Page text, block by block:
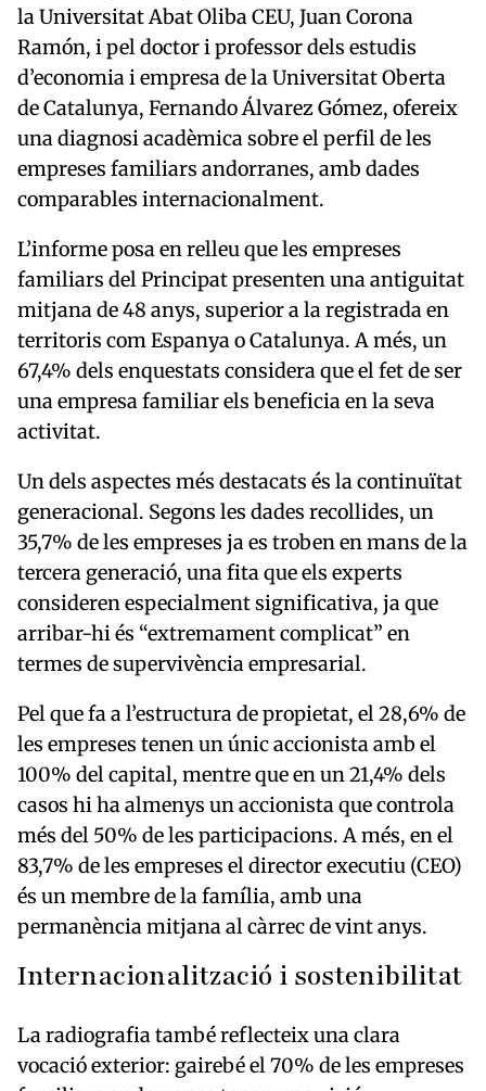
la Universitat Abat Oliba CEU, Juan Corona
Ramón, i pel doctor i professor dels estudis
d’economia i empresa de la Universitat Oberta
de Catalunya, Fernando Álvarez Gómez, ofereix
una diagnosi acadèmica sobre el perfil de les
empreses familiars andorranes, amb dades
comparables internacionalment.
L’informe posa en relleu que les empreses
familiars del Principat presenten una antiguitat
mitjana de 48 anys, superior a la registrada en
territoris com Espanya o Catalunya. A més, un
67,4% dels enquestats considera que el fet de ser
una empresa familiar els beneficia en la seva
activitat.
Un dels aspectes més destacats és la continuïtat
generacional. Segons les dades recollides, un
35,7% de les empreses ja es troben en mans de la
tercera generació, una fita que els experts
consideren especialment significativa, ja que
arribar-hi és “extremament complicat” en
termes de supervivència empresarial.
Pel que fa a l’estructura de propietat, el 28,6% de
les empreses tenen un únic accionista amb el
100% del capital, mentre que en un 21,4% dels
casos hi ha almenys un accionista que controla
més del 50% de les participacions. A més, en el
83,7% de les empreses el director executiu (CEO)
és un membre de la família, amb una
permanència mitjana al càrrec de vint anys.
Internacionalització i sostenibilitat
La radiografia també reflecteix una clara
vocació exterior: gairebé el 70% de les empreses